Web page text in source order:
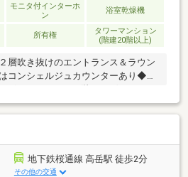
・ハンズフリーキー■ ご希望の住まい
します ━━━━━・・・物件の詳細・
お問い合わせください。
モニタ付インターホ
ン
浴室乾燥機
所有権
タワーマンション
(階建20階以上)
層吹き抜けのエントランス＆ラウン
コンシェルジュカウンターあり◆２
グラウンジ、１０階にはゲストルー
はホテルライクな内廊下設計◆各階
５日ゴミ出し可能なダストポートあ
ニングに床暖房あり、天井高は約
飼育可（※但し、管理規約等による
施設〉・セブンイレブン名古屋錦通
約２分・ドン・キホーテ名古屋今池
地下鉄桜通線 高岳駅 徒歩2分
その他の交通